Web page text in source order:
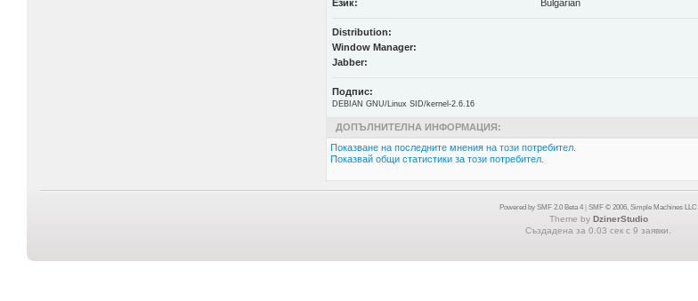
Език:
Bulgarian
Distribution:
Window Manager:
Jabber:
Подпис:
DEBIAN GNU/Linux SID/kernel-2.6.16
ДОПЪЛНИТЕЛНА ИНФОРМАЦИЯ:
Показване на последните мнения на този потребител.
Показвай общи статистики за този потребител.
Powered by SMF 2.0 Beta 4 SMF © 2006, Simple Machines LLC
Theme by DzinerStudio
Създадена за 0.03 сек с 9 заявки.